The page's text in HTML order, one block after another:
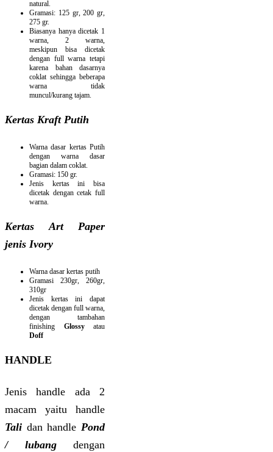
natural.
Gramasi: 125 gr, 200 gr,
275 gr.
Biasanya hanya dicetak 1
warna, 2 warna,
meskipun bisa dicetak
dengan full warna tetapi
karena bahan dasarnya
coklat sehingga beberapa
warna tidak
muncul/kurang tajam.
Kertas Kraft Putih
Warna dasar kertas Putih
dengan warna dasar
bagian dalam coklat.
Gramasi: 150 gr.
Jenis kertas ini bisa
dicetak dengan cetak full
warna.
Kertas Art Paper
jenis Ivory
Warna dasar kertas putih
Gramasi 230gr, 260gr,
310gr
Jenis kertas ini dapat
dicetak dengan full warna,
dengan tambahan
finishing Glossyatau
Doff
HANDLE
Jenis handle ada 2
macam yaitu handle
Tali dan handle Pond
/ lubangdengan